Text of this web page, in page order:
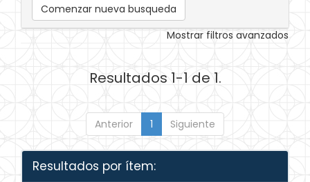
Comenzar nueva busqueda
Mostrar filtros avanzados
Resultados 1-1 de 1.
Anterior 1 Siguiente
Resultados por ítem: